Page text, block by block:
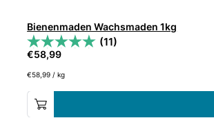
Bienenmaden Wachsmaden 1kg
(11)
€58,99
€58,99 /kg